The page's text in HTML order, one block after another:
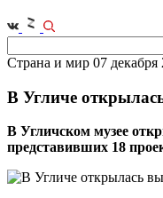
Страна и мир 07 декабря
В Угличе
В Угличском музее
представивших 18